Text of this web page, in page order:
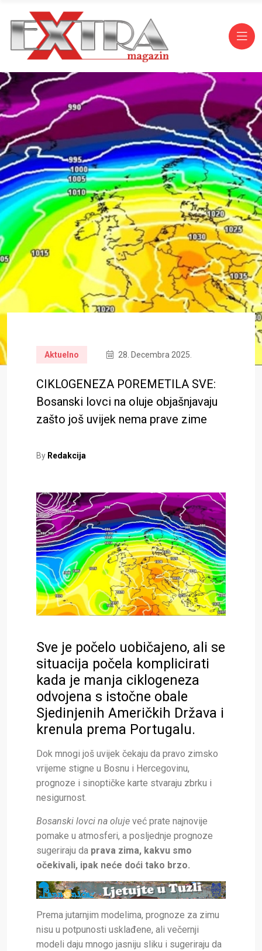
Aktuelno 28. Decembra 2025.
CIKLOGENEZA POREMETILA SVE:
Bosanski lovci na oluje objašnjavaju
zašto još uvijek nema prave zime
By Redakcija
Sve je počelo uobičajeno, ali se
situacija počela komplicirati
kada je manja ciklogeneza
odvojena s istočne obale
Sjedinjenih Američkih Država i
krenula prema Portugalu.
Dok mnogi još uvijek čekaju da pravo zimsko
vrijeme stigne u Bosnu i Hercegovinu,
prognoze i sinoptičke karte stvaraju zbrku i
nesigurnost.
Bosanski lovci na oluje već prate najnovije
pomake u atmosferi, a posljednje prognoze
sugeriraju da prava zima, kakvu smo
očekivali, ipak neće doći tako brzo.
Prema jutarnjim modelima, prognoze za zimu
nisu u potpunosti usklađene, ali večernji
modeli daju mnogo jasniju sliku i sugeriraju da